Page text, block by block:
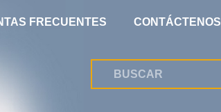
FRECUENTES CONTÁCTENOS